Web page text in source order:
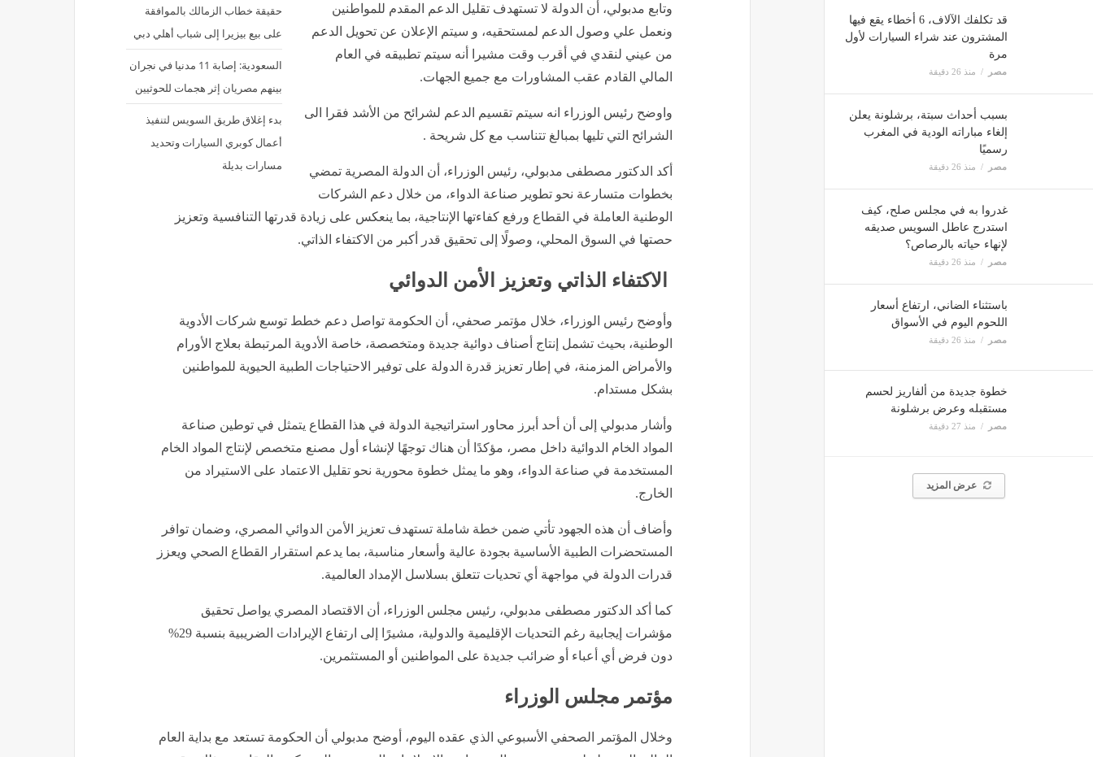
قد تكلفك الآلاف، 6 أخطاء يقع فيها
المشترون عند شراء السيارات لأول
مرة
مصر منذ 26 دقيقة
بسبب أحداث سبتة، برشلونة يعلن
إلغاء مباراته الودية في المغرب
رسميًا
مصر منذ 26 دقيقة
غدروا به في مجلس صلح، كيف
استدرج عاطل السويس صديقه
لإنهاء حياته بالرصاص؟
مصر منذ 26 دقيقة
باستثناء الضاني، ارتفاع أسعار
اللحوم اليوم في الأسواق
مصر منذ 26 دقيقة
خطوة جديدة من ألفاريز لحسم
مستقبله وعرض برشلونة
مصر منذ 27 دقيقة
عرض المزيد
حقيقة خطاب الزمالك بالموافقة
على بيع بيزيرا إلى شباب أهلي دبي
السعودية: إصابة 11 مدنيا في نجران
بينهم مصريان إثر هجمات للحوثيين
بدء إغلاق طريق السويس لتنفيذ
أعمال كوبري السيارات وتحديد
مسارات بديلة
وتابع مدبولي، أن الدولة لا تستهدف تقليل الدعم المقدم للمواطنين
ونعمل علي وصول الدعم لمستحقيه، و سيتم الإعلان عن تحويل الدعم
من عيني لنقدي في أقرب وقت مشيرا أنه سيتم تطبيقه في العام
المالي القادم عقب المشاورات مع جميع الجهات.
واوضح رئيس الوزراء انه سيتم تقسيم الدعم لشرائح من الأشد فقرا الى
الشرائح التي تليها بمبالغ تتناسب مع كل شريحة .
أكد الدكتور مصطفى مدبولي، رئيس الوزراء، أن الدولة المصرية تمضي
بخطوات متسارعة نحو تطوير صناعة الدواء، من خلال دعم الشركات
الوطنية العاملة في القطاع ورفع كفاءتها الإنتاجية، بما ينعكس على زيادة قدرتها التنافسية وتعزيز
حصتها في السوق المحلي، وصولًا إلى تحقيق قدر أكبر من الاكتفاء الذاتي.
الاكتفاء الذاتي وتعزيز الأمن الدوائي
وأوضح رئيس الوزراء، خلال مؤتمر صحفي، أن الحكومة تواصل دعم خطط توسع شركات الأدوية
الوطنية، بحيث تشمل إنتاج أصناف دوائية جديدة ومتخصصة، خاصة الأدوية المرتبطة بعلاج الأورام
والأمراض المزمنة، في إطار تعزيز قدرة الدولة على توفير الاحتياجات الطبية الحيوية للمواطنين
بشكل مستدام.
وأشار مدبولي إلى أن أحد أبرز محاور استراتيجية الدولة في هذا القطاع يتمثل في توطين صناعة
المواد الخام الدوائية داخل مصر، مؤكدًا أن هناك توجهًا لإنشاء أول مصنع متخصص لإنتاج المواد الخام
المستخدمة في صناعة الدواء، وهو ما يمثل خطوة محورية نحو تقليل الاعتماد على الاستيراد من
الخارج.
وأضاف أن هذه الجهود تأتي ضمن خطة شاملة تستهدف تعزيز الأمن الدوائي المصري، وضمان توافر
المستحضرات الطبية الأساسية بجودة عالية وأسعار مناسبة، بما يدعم استقرار القطاع الصحي ويعزز
قدرات الدولة في مواجهة أي تحديات تتعلق بسلاسل الإمداد العالمية.
كما أكد الدكتور مصطفى مدبولي، رئيس مجلس الوزراء، أن الاقتصاد المصري يواصل تحقيق
مؤشرات إيجابية رغم التحديات الإقليمية والدولية، مشيرًا إلى ارتفاع الإيرادات الضريبية بنسبة 29%
دون فرض أي أعباء أو ضرائب جديدة على المواطنين أو المستثمرين.
مؤتمر مجلس الوزراء
وخلال المؤتمر الصحفي الأسبوعي الذي عقده اليوم، أوضح مدبولي أن الحكومة تستعد مع بداية العام